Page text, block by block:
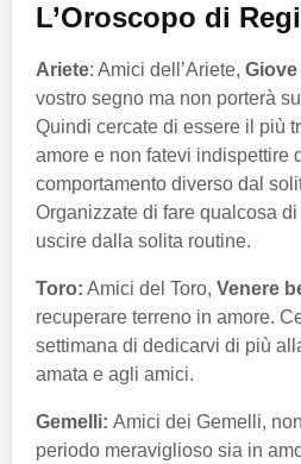
L’Oroscopo di
Ariete: Amici dell’Ariete,
vostro segno ma non porterà
Quindi cercate di essere il più
amore e non fatevi indispettire
comportamento diverso dal
Organizzate di fare qualcosa
uscire dalla solita routine.
Toro: Amici del Toro, Venere
recuperare terreno in amore.
settimana di dedicarvi di più
amata e agli amici.
Gemelli: Amici dei Gemelli,
periodo meraviglioso sia in